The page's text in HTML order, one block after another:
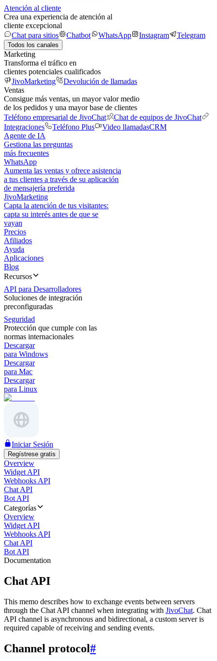
Atención al cliente
Crea una experiencia de atención al
cliente excepcional
Chat para sitios
Chatbot WhatsApp Instagram Telegram
Todos los canales
Marketing
Transforma el tráfico en
clientes potenciales cualificados
JivoMarketing
Devolución de llamadas
Ventas
Consigue más ventas, un mayor valor medio
de los pedidos y una mayor base de clientes
Teléfono empresarial de JivoChat
Chat de equipos de JivoChat
Integraciones
Teléfono Plus Video llamadasCRM
Agente de IA
Gestiona las preguntas
más frecuentes
WhatsApp
Aumenta las ventas y ofrece asistencia
a tus clientes a través de su aplicación
de mensajería preferida
JivoMarketing
Capta la atención de tus visitantes:
capta su interés antes de que se
vayan
Precios
Afiliados
Ayuda
Aplicaciones
Blog
Recursos
API para Desarrolladores
Soluciones de integración
preconfiguradas
Seguridad
Protección que cumple con las
normas internacionales
Descargar
para Windows
Descargar
para Mac
Descargar
para Linux
Iniciar Sesión
Regístrese gratis
Overview
Widget API
Webhooks API
Chat API
Bot API
Categorías
Overview
Widget API
Webhooks API
Chat API
Bot API
Documentation
Chat API
This memo describes how to exchange events between servers
through the Chat API channel when integrating with JivoChat. Chat
API channel is asynchronous and bidirectional, a custom server is
required capable of receiving and sending events.
Channel protocol#